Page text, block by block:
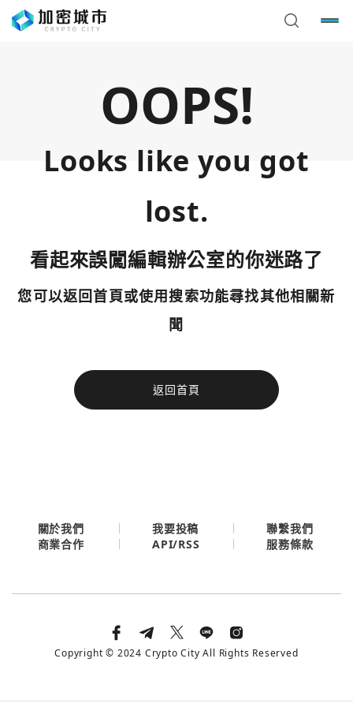
OOPS!
Looks like you got
lost.
看起來誤闖編輯辦公室的你迷路了
您可以返回首頁或使用搜索功能尋找其他相關新
聞
返回首頁
今日熱門
使用以下帳號繼續
您已閒置5分鐘，請點擊關閉按鈕或空白處，即可回到加密
今日熱門
關於我們 我要投稿
聯繫我們
商業合作
API/RSS 服務條款
Copyright © 2024 Crypto City All Rights Reserved